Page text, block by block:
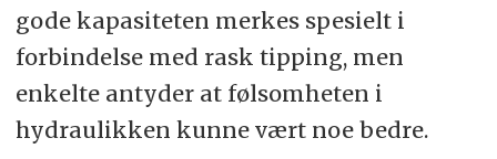
gode kapasiteten merkes spesielt i
forbindelse med rask tipping, men
enkelte antyder at følsomheten i
hydraulikken kunne vært noe bedre.